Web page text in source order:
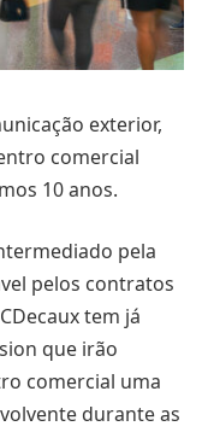
exterior,
comercial
10 anos.
pela
pelos contratos
tem já
que irão
comercial uma
durante as